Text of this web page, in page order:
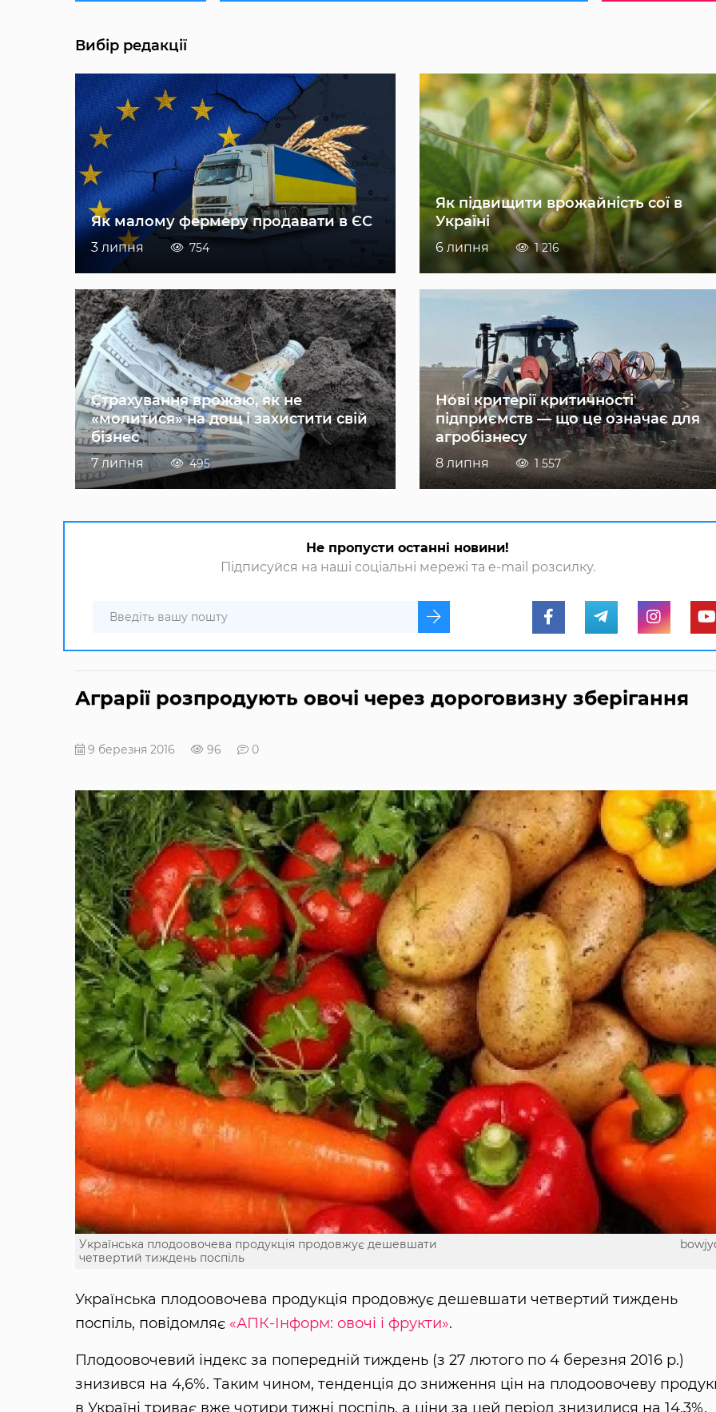
Вибір редакції
Як малому фермеру продавати в ЄС
3 липня 754
Як підвищити врожайність сої в
Україні
6 липня 1 216
Страхування врожаю, як не
«молитися» на дощ і захистити свій
бізнес
7 липня 495
Нові критерії критичності
підприємств — що це означає для
агробізнесу
8 липня 1 557
Не пропусти останні новини!
Підписуйся на наші соціальні мережі та e-mail розсилку.
Аграрії розпродують овочі через дороговизну зберігання
9 березня 2016 96 0
Українська плодоовочева продукція продовжує дешевшати
четвертий тиждень поспіль
Українська плодоовочева продукція продовжує дешевшати четвертий тиждень
поспіль, повідомляє «АПК-Інформ: овочі і фрукти».
Плодоовочевий індекс за попередній тиждень (з 27 лютого по 4 березня 2016 р.)
знизився на 4,6%. Таким чином, тенденція до зниження цін на плодоовочеву
в Україні триває вже чотири тижні поспіль, а ціни за цей період знизилися на 14,3%.